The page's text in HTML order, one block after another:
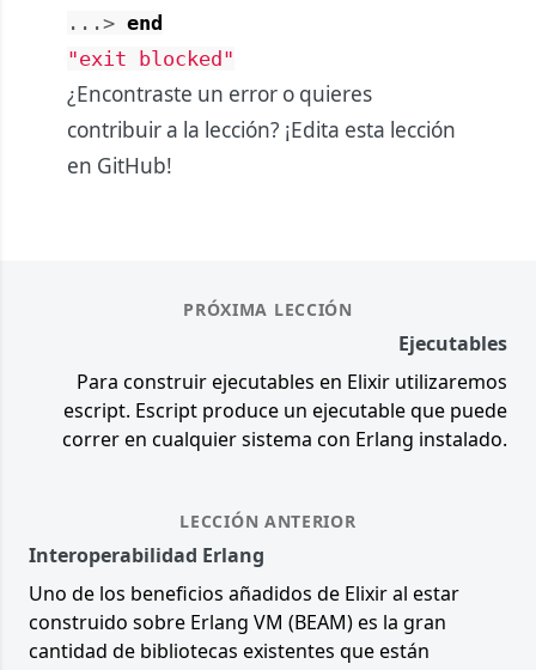
...> end
"exit blocked"
¿Encontraste un error o quieres
contribuir a la lección? ¡Edita esta lección
en GitHub!
LECCIÓN ANTERIOR
Interoperabilidad Erlang
Uno de los beneficios añadidos de Elixir al estar
construido sobre Erlang VM (BEAM) es la gran
cantidad de bibliotecas existentes que están
PRÓXIMA LECCIÓN
Ejecutables
Para construir ejecutables en Elixir utilizaremos
escript. Escript produce un ejecutable que puede
correr en cualquier sistema con Erlang instalado.